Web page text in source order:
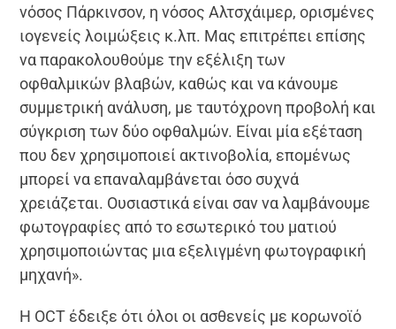
νόσος Πάρκινσον, η νόσος Αλτσχάιμερ, ορισμένες
ιογενείς λοιμώξεις κ.λπ. Μας επιτρέπει επίσης
να παρακολουθούμε την εξέλιξη των
οφθαλμικών βλαβών, καθώς και να κάνουμε
συμμετρική ανάλυση, με ταυτόχρονη προβολή και
σύγκριση των δύο οφθαλμών. Είναι μία εξέταση
που δεν χρησιμοποιεί ακτινοβολία, επομένως
μπορεί να επαναλαμβάνεται όσο συχνά
χρειάζεται. Ουσιαστικά είναι σαν να λαμβάνουμε
φωτογραφίες από το εσωτερικό του ματιού
χρησιμοποιώντας μια εξελιγμένη φωτογραφική
μηχανή».
Η OCT έδειξε ότι όλοι οι ασθενείς με κορωνοϊό